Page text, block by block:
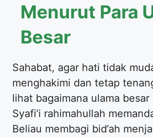
Menurut Para
Besar
Sahabat, agar hati tidak
menghakimi dan tetap
lihat bagaimana ulama
Syafi’i rahimahullah
Beliau membagi bid’ah